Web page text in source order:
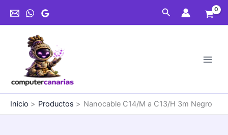
Buscar
Inicio Productos Nanocable C14/M a C13/H 3m Negro
C13/H
3m
cantidad